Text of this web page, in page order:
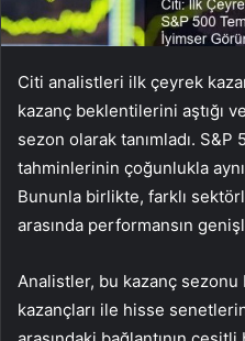
Citi analistleri ilk çeyrek
kazanç beklentilerini aştığı
sezon olarak tanımladı. S&P
tahminlerinin çoğunlukla
Bununla birlikte, farklı
arasında performansın
Analistler, bu kazanç
kazançları ile hisse